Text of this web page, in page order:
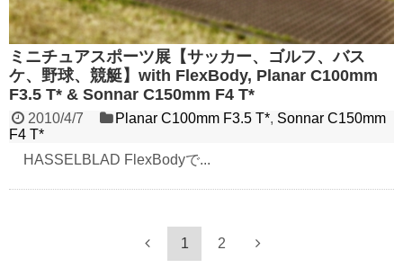
ミニチュアスポーツ展【サッカー、ゴルフ、バス
ケ、野球、競艇】with FlexBody, Planar C100mm
F3.5 T* & Sonnar C150mm F4 T*
2010/4/7 Planar C100mm F3.5 T*, Sonnar C150mm
F4 T*
HASSELBLAD FlexBodyで...
1 2